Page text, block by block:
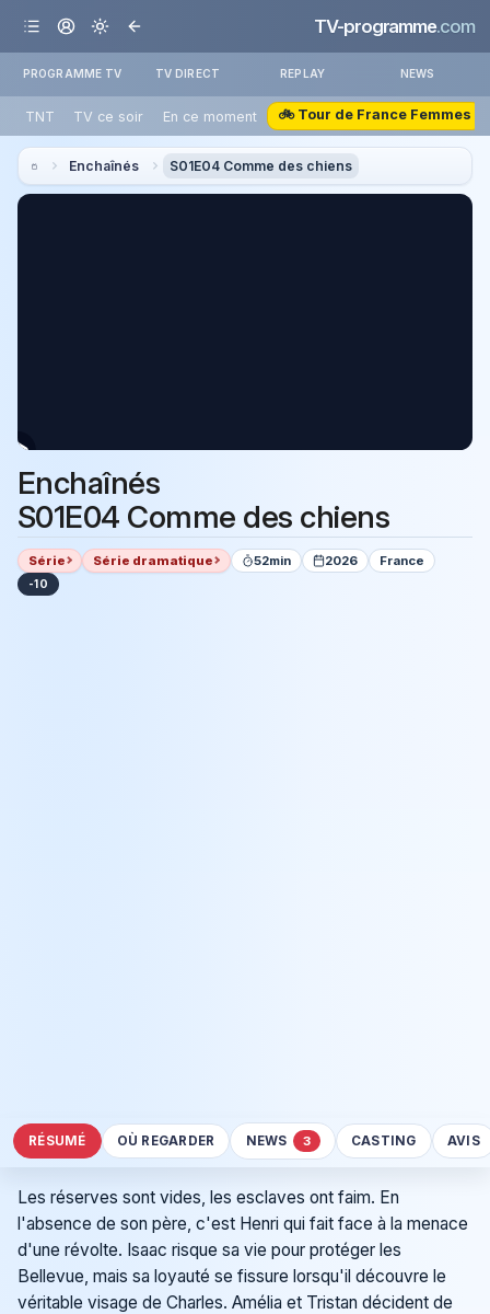
TV-programme.com
PROGRAMME TV TV DIRECT REPLAY NEWS
TNT TV ce soir En ce moment 🚲 Tour de France Femmes
Enchaînés S01E04 Comme des chiens
Enchaînés
S01E04 Comme des chiens
Série Série dramatique 52min 2026 France
-10
RÉSUMÉ OÙ REGARDER NEWS 3 CASTING AVIS
Les réserves sont vides, les esclaves ont faim. En
l'absence de son père, c'est Henri qui fait face à la menace
d'une révolte. Isaac risque sa vie pour protéger les
Bellevue, mais sa loyauté se fissure lorsqu'il découvre le
véritable visage de Charles. Amélia et Tristan décident de